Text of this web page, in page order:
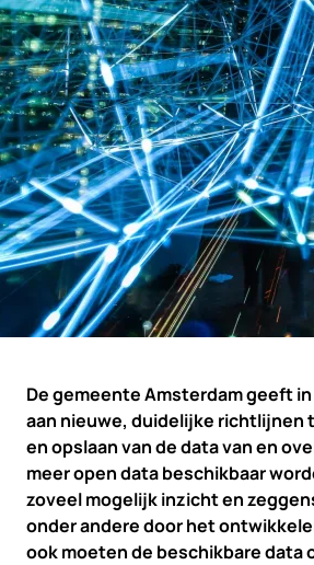
De gemeente Amsterdam geeft
aan nieuwe, duidelijke richtlijnen
en opslaan van de data van en
meer open data beschikbaar
zoveel mogelijk inzicht en
onder andere door het
ook moeten de beschikbare data